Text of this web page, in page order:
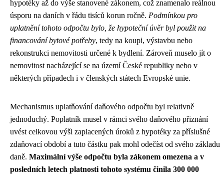
hypotéky až do výše stanovené zákonem, což znamenalo reálnou
úsporu na daních v řádu tisíců korun ročně. Podmínkou pro
uplatnění tohoto odpočtu bylo, že hypoteční úvěr byl použit na
financování bytové potřeby, tedy na koupi, výstavbu nebo
rekonstrukci nemovitosti určené k bydlení. Zároveň muselo jít o
nemovitost nacházející se na území České republiky nebo v
některých případech i v členských státech Evropské unie.
Mechanismus uplatňování daňového odpočtu byl relativně
jednoduchý. Poplatník musel v rámci svého daňového přiznání
uvést celkovou výši zaplacených úroků z hypotéky za příslušné
zdaňovací období a tuto částku pak mohl odečíst od svého základu
daně. Maximální výše odpočtu byla zákonem omezena a v
posledních letech platnosti tohoto systému činila 300 000